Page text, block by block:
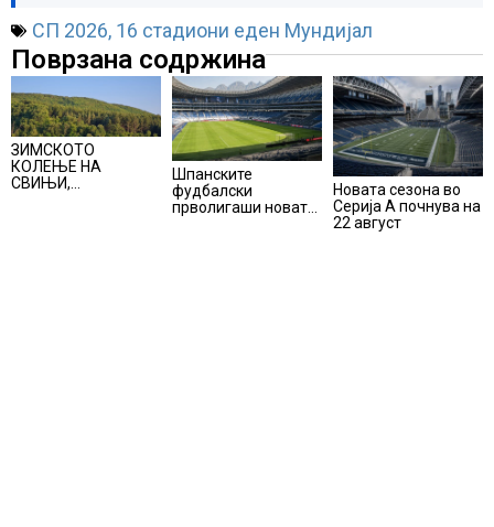
СП 2026, 16 стадиони еден Мундијал
Поврзана содржина
ЗИМСКОТО
КОЛЕЊЕ НА
СВИЊИ,
Шпанските
фудбалски
прволигаши новата
Новата сезона во
Серија А почнува на
22 август